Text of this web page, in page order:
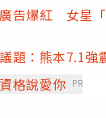
廣告爆紅 女星
題：熊本7.1強
格說愛你 PR